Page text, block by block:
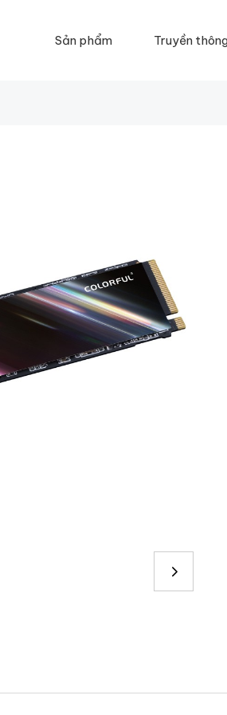
Sản phẩm Truyền